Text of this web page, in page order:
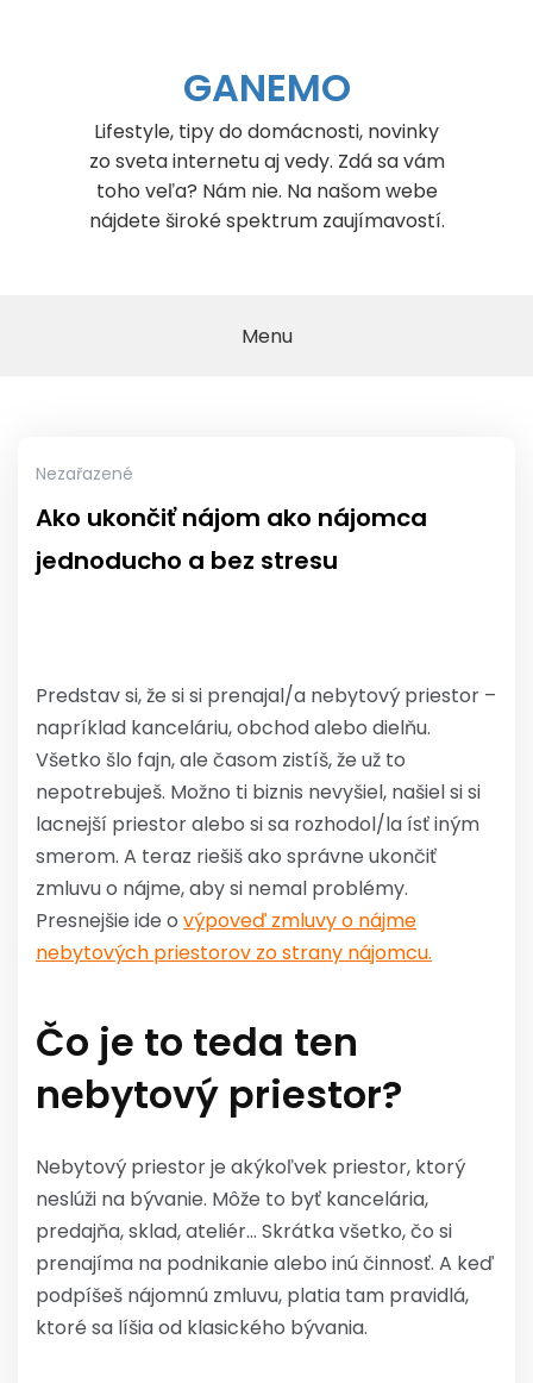
GANEMO
Lifestyle, tipy do domácnosti, novinky
zo sveta internetu aj vedy. Zdá sa vám
toho veľa? Nám nie. Na našom webe
nájdete široké spektrum zaujímavostí.
Menu
Nezařazené
Ako ukončiť nájom ako nájomca
jednoducho a bez stresu
Predstav si, že si si prenajal/a nebytový priestor –
napríklad kanceláriu, obchod alebo dielňu.
Všetko šlo fajn, ale časom zistíš, že už to
nepotrebuješ. Možno ti biznis nevyšiel, našiel si si
lacnejší priestor alebo si sa rozhodol/la ísť iným
smerom. A teraz riešiš ako správne ukončiť
zmluvu o nájme, aby si nemal problémy.
Presnejšie ide o výpoveď zmluvy o nájme
nebytových priestorov zo strany nájomcu.
Čo je to teda ten
nebytový priestor?
Nebytový priestor je akýkoľvek priestor, ktorý
neslúži na bývanie. Môže to byť kancelária,
predajňa, sklad, ateliér… Skrátka všetko, čo si
prenajíma na podnikanie alebo inú činnosť. A keď
podpíšeš nájomnú zmluvu, platia tam pravidlá,
ktoré sa líšia od klasického bývania.